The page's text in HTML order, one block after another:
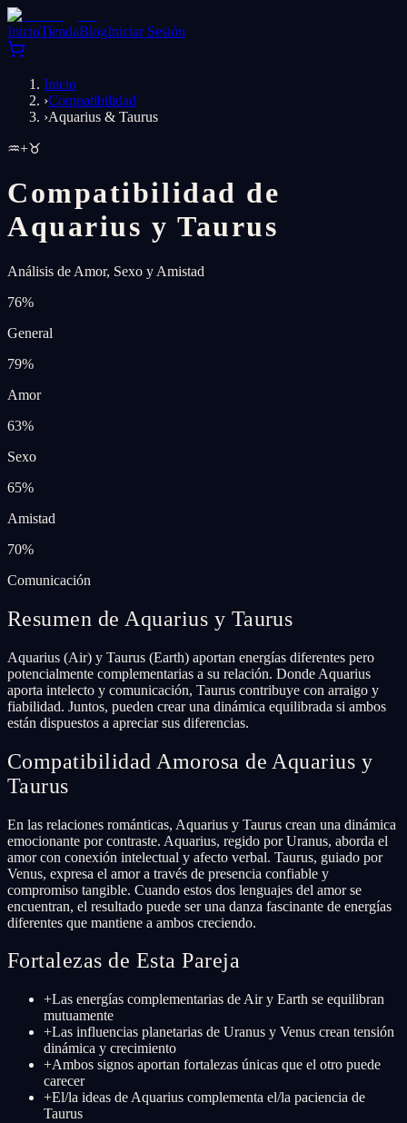
InicioTiendaBlogIniciar Sesión
Inicio
›Compatibilidad
›Aquarius & Taurus
♒+♉
Compatibilidad de
Aquarius y Taurus
Análisis de Amor, Sexo y Amistad
76%
General
79%
Amor
63%
Sexo
65%
Amistad
70%
Comunicación
Resumen de Aquarius y Taurus
Aquarius (Air) y Taurus (Earth) aportan energías diferentes pero
potencialmente complementarias a su relación. Donde Aquarius
aporta intelecto y comunicación, Taurus contribuye con arraigo y
fiabilidad. Juntos, pueden crear una dinámica equilibrada si ambos
están dispuestos a apreciar sus diferencias.
Compatibilidad Amorosa de Aquarius y
Taurus
En las relaciones románticas, Aquarius y Taurus crean una dinámica
emocionante por contraste. Aquarius, regido por Uranus, aborda el
amor con conexión intelectual y afecto verbal. Taurus, guiado por
Venus, expresa el amor a través de presencia confiable y
compromiso tangible. Cuando estos dos lenguajes del amor se
encuentran, el resultado puede ser una danza fascinante de energías
diferentes que mantiene a ambos creciendo.
Fortalezas de Esta Pareja
+Las energías complementarias de Air y Earth se equilibran
mutuamente
+Las influencias planetarias de Uranus y Venus crean tensión
dinámica y crecimiento
+Ambos signos aportan fortalezas únicas que el otro puede
carecer
+El/la ideas de Aquarius complementa el/la paciencia de
Taurus